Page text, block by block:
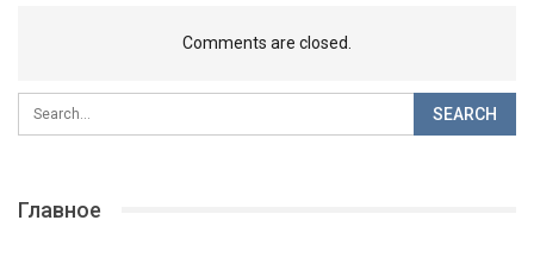
Comments are closed.
Главное